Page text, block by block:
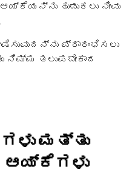
ಹುಡುಕಲು ನೀವು
ಪ್ರಾರಂಭಿಸಲು
ತಲುಪಬೇಕಾದ
ಮತ್ತು